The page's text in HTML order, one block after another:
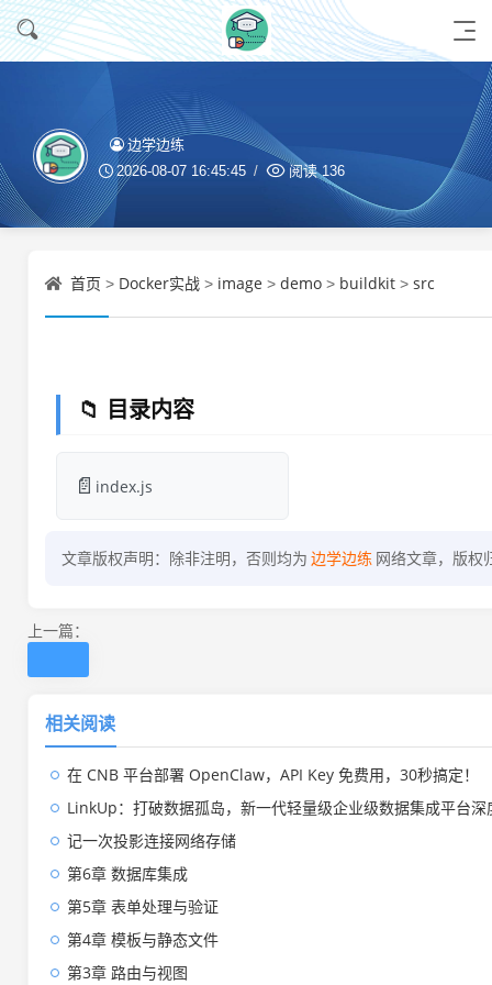
边学边练
2026-08-07 16:45:45 阅读136
首页 > Docker实战 > image > demo > buildkit > src
📁 目录内容
📄 index.js
文章版权声明：除非注明，否则均为 边学边练 网络文章，版权
上一篇：
相关阅读
在 CNB 平台部署 OpenClaw，API Key 免费用，30秒搞定！
LinkUp：打破数据孤岛，新一代轻量级企业级数据集成平台深
记一次投影连接网络存储
第6章 数据库集成
第5章 表单处理与验证
第4章 模板与静态文件
第3章 路由与视图